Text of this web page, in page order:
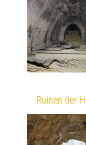
Ruinen der